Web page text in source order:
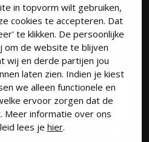
in topvorm wilt gebruiken,
cookies te accepteren. Dat
te klikken. De persoonlijke
om de website te blijven
wij en derde partijen jou
laten zien. Indien je kiest
we alleen functionele en
ervoor zorgen dat de
informatie over ons
lees je hier.